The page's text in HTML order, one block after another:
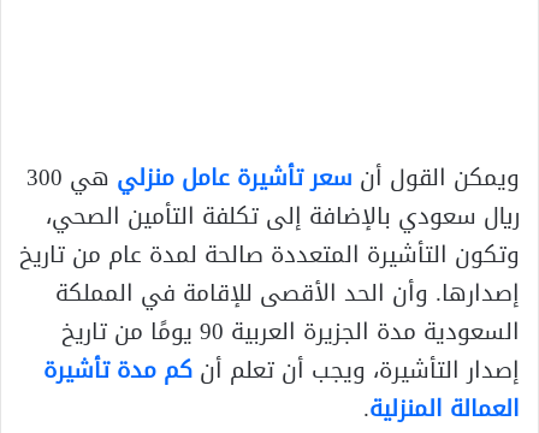
ويمكن القول أن سعر تأشيرة عامل منزلي
هي 300
ريال سعودي بالإضافة إلى تكلفة التأمين الصحي،
وتكون التأشيرة المتعددة صالحة لمدة عام من تاريخ
إصدارها. وأن الحد الأقصى للإقامة في المملكة
السعودية مدة الجزيرة العربية 90 يومًا من تاريخ
إصدار التأشيرة، ويجب أن تعلم أنكم مدة تأشيرة
العمالة المنزلية.